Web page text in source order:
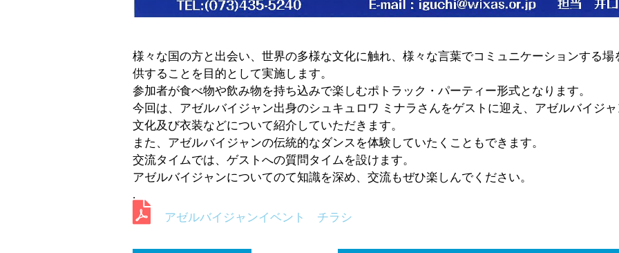
様々な国の方と出会い、世界の多様な文化に触れ、様々な言葉でコミュニケーションする場
供することを目的として実施します。
参加者が食べ物や飲み物を持ち込みで楽しむポトラック・パーティー形式となります。
今回は、アゼルバイジャン出身のシュキュロワ ミナラさんをゲストに迎え、アゼルバイジ
文化及び衣装などについて紹介していただきます。
また、アゼルバイジャンの伝統的なダンスを体験していたくこともできます。
交流タイムでは、ゲストへの質問タイムを設けます。
アゼルバイジャンについてのて知識を深め、交流もぜひ楽しんでください。
.
アゼルバイジャンイベント チラシ